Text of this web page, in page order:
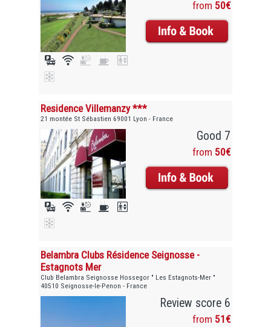
from 50€
Residence Villemanzy ***
21 montée St Sébastien 69001 Lyon - France
Good 7
from 50€
Belambra Clubs Résidence Seignosse -
Estagnots Mer
Club Belambra Seignosse Hossegor " Les Estagnots-Mer "
40510 Seignosse-le-Penon - France
Review score 6
from 51€